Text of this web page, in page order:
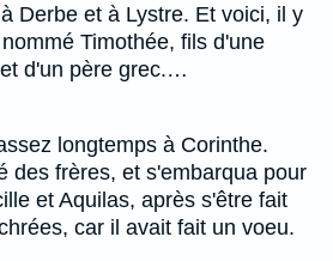
Derbe et à Lystre. Et voici, il y
Timothée, fils d'une
d'un père grec.…
longtemps à Corinthe.
des frères, et s'embarqua pour
et Aquilas, après s'être fait
car il avait fait un voeu.